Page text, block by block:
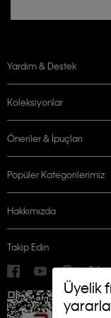
Üyelik
Yardım & Destek
Koleksiyonlar
Öneriler & İpuçları
Popüler Kategorilerimiz
Hakkımızda
Takip Edin